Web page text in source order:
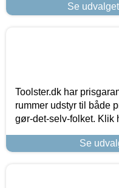
Se
Toolster.dk har
rummer udstyr til både
gør-det-selv-folket. Klik
Se